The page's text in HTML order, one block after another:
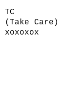
TC
(Take Care)
xoxoxox